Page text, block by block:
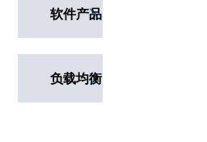
软件产品
负载均衡